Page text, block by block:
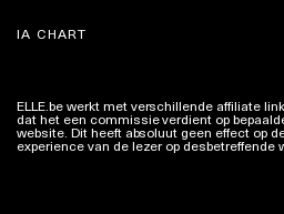
IA CHART
ELLE.be werkt met verschillende affiliate
dat het een commissie verdient op
website. Dit heeft absoluut geen effect op
experience van de lezer op desbetreffende